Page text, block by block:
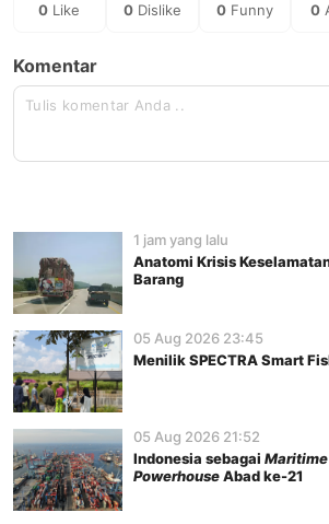
0 Like 0 Dislike 0 Funny 0
Komentar
1 jam yang lalu
Anatomi Krisis
Barang
05 Aug 2026 23:45
Menilik SPECTRA Smart
05 Aug 2026 21:52
Indonesia sebagai
PowerhouseAbad ke-21